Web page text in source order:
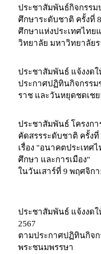
ประชาสัมพันธ์กิจกรร
ศึกษาระดับชาติ ครั้งที่
ศึกษาแห่งประเทศไท
วิทยาลัย มหาวิทยาลัย
ประชาสัมพันธ์ แจ้งงดใ
ประกาศปฏิทินกิจกรร
ราช และวันหยุดชดเช
ประชาสัมพันธ์ โครงก
คัดสรรระดับชาติ ครั้งที่
เรื่อง "อนาคตประเทศ
ศึกษา และการเมือง"
ในวันเสาร์ที่ 9 พฤศจิกา
ประชาสัมพันธ์ แจ้งงด
2567
ตามประกาศปฏิทินกิจ
พระชนมพรรษา